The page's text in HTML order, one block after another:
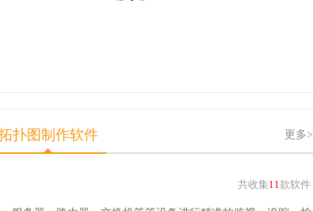
扑图制作软件 更多>
共收集11款软件